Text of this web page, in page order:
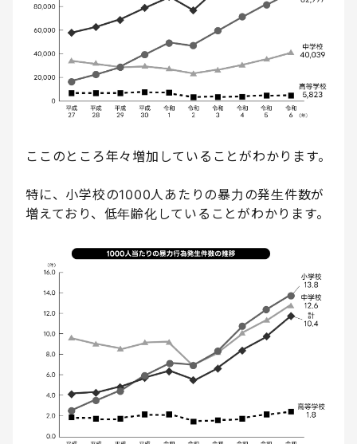
ここのところ年々増加していることがわかります。
特に、小学校の1000人あたりの暴力の発生件数が
増えており、低年齢化していることがわかります。